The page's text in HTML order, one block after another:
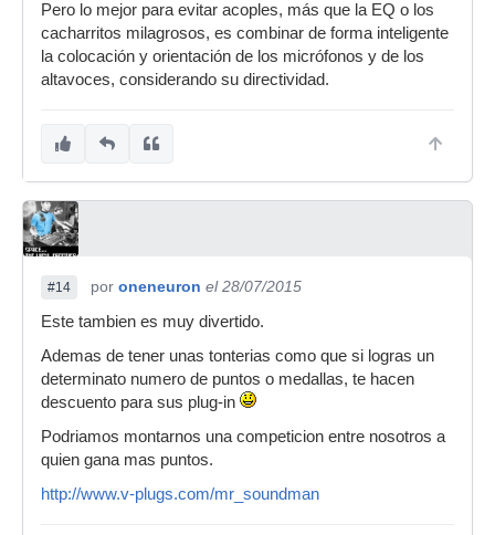
Pero lo mejor para evitar acoples, más que la EQ o los
cacharritos milagrosos, es combinar de forma inteligente
la colocación y orientación de los micrófonos y de los
altavoces, considerando su directividad.
#14 por oneneuron el 28/07/2015
Este tambien es muy divertido.
Ademas de tener unas tonterias como que si logras un
determinato numero de puntos o medallas, te hacen
descuento para sus plug-in
Podriamos montarnos una competicion entre nosotros a
quien gana mas puntos.
http://www.v-plugs.com/mr_soundman